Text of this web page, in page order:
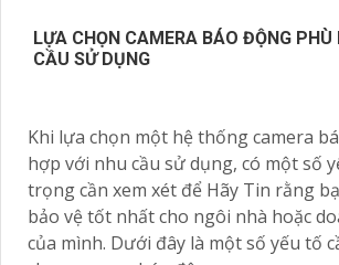
LỰA CHỌN CAMERA BÁO ĐỘNG PHÙ
CẦU SỬ DỤNG
Khi lựa chọn một hệ thống camera
hợp với nhu cầu sử dụng, có một số
trọng cần xem xét để Hãy Tin rằng
bảo vệ tốt nhất cho ngôi nhà hoặc
của mình. Dưới đây là một số yếu tố